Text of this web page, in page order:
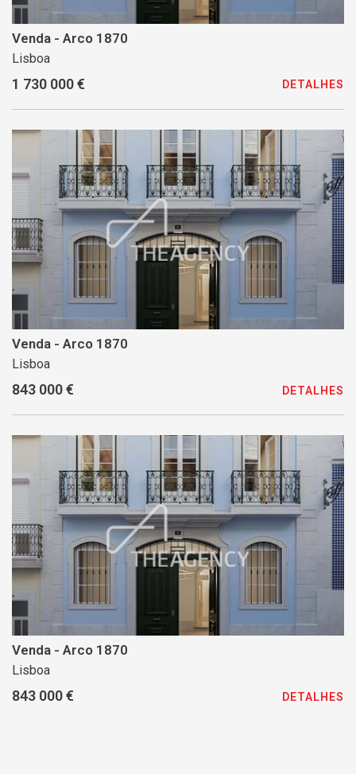
Venda - Arco 1870
Lisboa
1 730 000 € DETALHES
Venda - Arco 1870
Lisboa
843 000 € DETALHES
Venda - Arco 1870
Lisboa
843 000 € DETALHES